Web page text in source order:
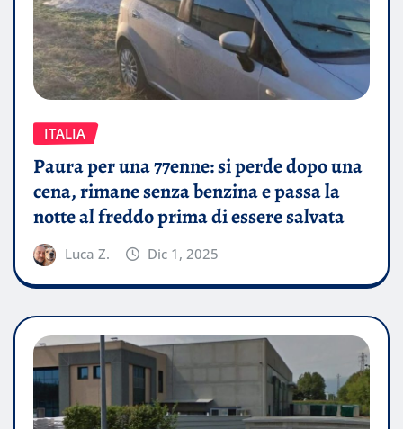
ITALIA
Paura per una 77enne: si perde dopo una
cena, rimane senza benzina e passa la
notte al freddo prima di essere salvata
Luca Z. Dic 1, 2025